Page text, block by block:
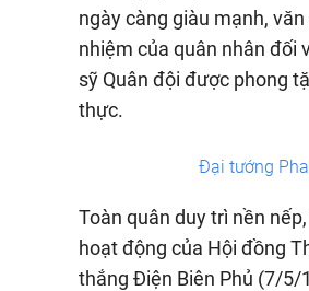
ngày càng giàu mạnh,
nhiệm của quân nhân đối
sỹ Quân đội được phong
thực.
Đại tướng
Toàn quân duy trì nền
hoạt động của Hội đồng
thắng Điện Biên Phủ (7/5/